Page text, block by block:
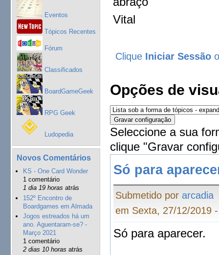
Eventos
Tópicos Recentes
Fórum
Classificados
BoardGameGeek
RPG Geek
Ludopedia
Novos Comentários
KS - One Card Wonder
1 comentário
1 dia 19 horas atrás
152º Encontro de
Boardgames em Almada
Jogos estreados há um
ano. Aguentaram-se? -
Março 2021
1 comentário
2 dias 10 horas atrás
Vital
Clique Iniciar Sessão
Opções de
Seleccione a sua
clique "Gravar
Só para
Submetido por arcadia
em Sexta, 27/12/2019
Só para aparecer.